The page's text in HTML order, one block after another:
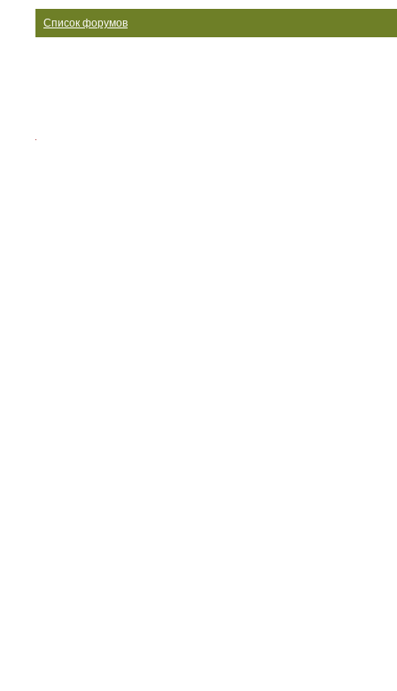
Список форумов